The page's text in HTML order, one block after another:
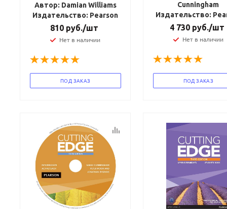
Автор: Damian Williams
Издательство: Pearson
810 руб./шт
Нет в наличии
ПОД ЗАКАЗ
Cunningham
Издательство:
4 730 руб./шт
Нет в наличии
ПОД ЗАКАЗ